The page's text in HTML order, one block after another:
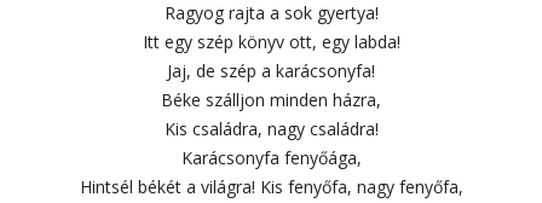
Ragyog rajta a sok gyertya!
Itt egy szép könyv ott, egy labda!
Jaj, de szép a karácsonyfa!
Béke szálljon minden házra,
Kis családra, nagy családra!
Karácsonyfa fenyőága,
Hintsél békét a világra! Kis fenyőfa, nagy fenyőfa,